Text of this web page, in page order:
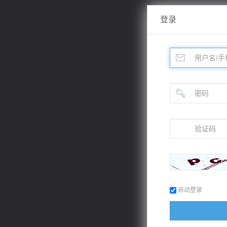
登录
自动登录